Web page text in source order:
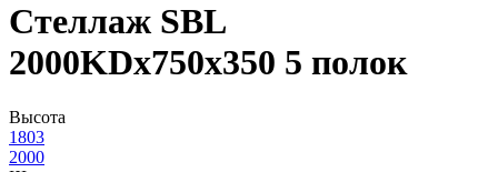
Стеллаж SBL
2000KDх750x350 5 полок
Высота
1803
2000